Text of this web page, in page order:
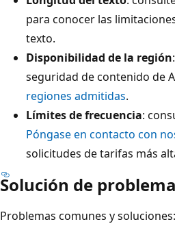
para conocer las
texto.
Disponibilidad de la región
seguridad de contenido de
regiones admitidas.
Límites de frecuencia:
Póngase en contacto con
solicitudes de tarifas más
Solución de
Problemas comunes y soluciones: